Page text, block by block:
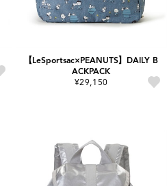
【LeSportsac×PEANUTS】DAILY B
ACKPACK
¥29,150